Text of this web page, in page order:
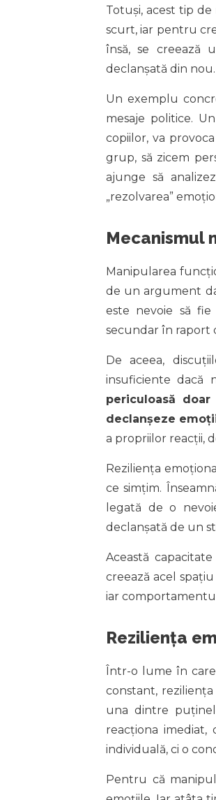
Totuși, acest tip
scurt, iar pentru
însă, se creează
declanșată din nou.
Un exemplu
mesaje politice.
copiilor, va
grup, să zicem
ajunge să
„rezolvarea”
Mecanismul
Manipularea
de un argument
este nevoie să fie
secundar în raport
De aceea,
insuficiente dacă
periculoasă
declanșeze
a propriilor reacții,
Reziliența
ce simțim.
legată de o
declanșată de un
Această
creează acel
iar
Reziliența
Într-o lume în
constant,
una dintre
reacționa
individuală, ci o
Pentru că